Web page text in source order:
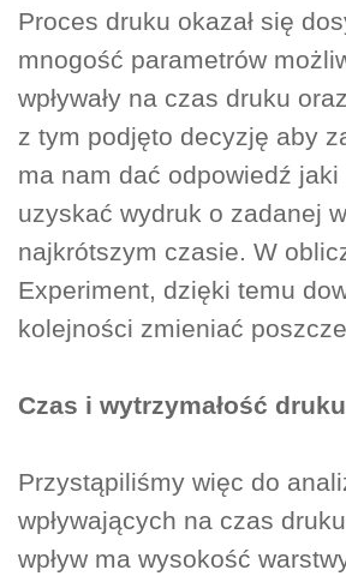
Proces druku okazał się
mnogość parametrów
wpływały na czas druku
z tym podjęto decyzję aby
ma nam dać odpowiedź
uzyskać wydruk o zadanej
najkrótszym czasie. W
Experiment, dzięki temu
kolejności zmieniać
Czas i wytrzymałość druku
Przystąpiliśmy więc do
wpływających na czas
wpływ ma wysokość